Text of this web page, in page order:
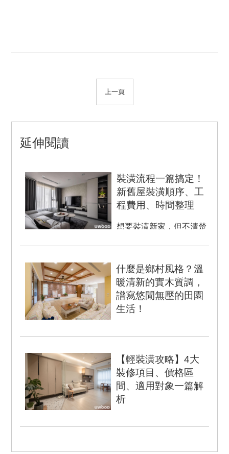
上一頁
延伸閱讀
裝潢流程一篇搞定！
新舊屋裝潢順序、工
程費用、時間整理
想要裝潢新家，但不清楚
新舊屋裝潢流程，包含預
裝潢順...
什麼是鄉村風格？溫
暖清新的實木質調，
譜寫悠閒無壓的田園
生活！
堆疊，簡潔明朗的氛...
【輕裝潢攻略】4大
裝修項目、價格區
間、適用對象一篇解
析